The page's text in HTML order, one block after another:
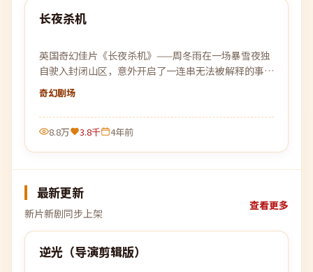
热门
长夜杀机
英国奇幻佳片《长夜杀机》——周冬雨在一场暴雪夜独
自驶入封闭山区，意外开启了一连串无法被解释的事
件。
奇幻剧场
8.8万 3.8千 4年前
最新更新
新片新剧同步上架
查看更多
最新
99:31
逆光（导演剪辑版）